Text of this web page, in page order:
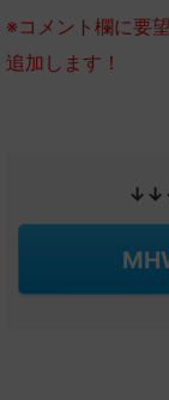
※コメント欄に要
追加します！